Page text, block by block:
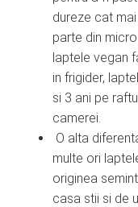
dureze cat
parte din
laptele vegan
in frigider,
si 3 ani pe
camerei.
O alta
multe ori
originea
casa stii si de